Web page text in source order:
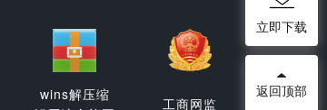
wins解压缩
工商网监
立即下载
返回顶部